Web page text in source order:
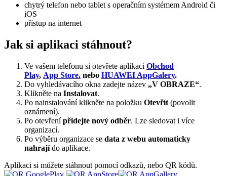
chytrý telefon nebo tablet s operačním systémem Android či
iOS
přístup na internet
Jak si aplikaci stáhnout?
Ve vašem telefonu si otevřete aplikaci Obchod
Play, App Store. nebo HUAWEI AppGalery.
Do vyhledávacího okna zadejte název „V OBRAZE“.
Klikněte na Instalovat.
Po nainstalování klikněte na položku Otevřít (povolit
oznámení).
Po otevřenípřidejte nový odběr. Lze sledovat i více
organizací.
Po výběru organizace se data z webu automaticky
nahrajído aplikace.
Aplikaci si můžete stáhnout pomocí odkazů, nebo QR kódů.